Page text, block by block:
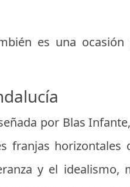
es una
por Blas
franjas
y el